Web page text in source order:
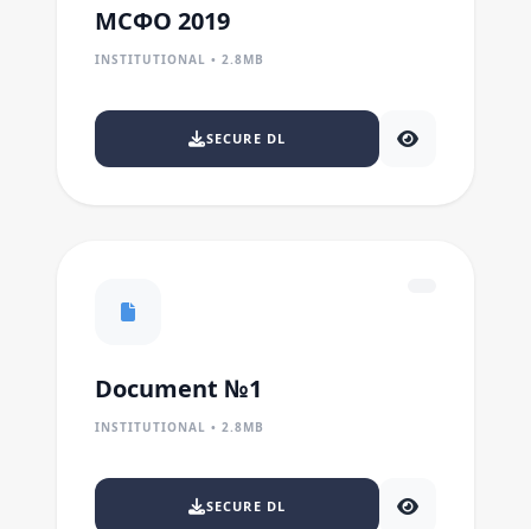
МСФО 2019
INSTITUTIONAL • 2.8MB
SECURE DL
Document №1
INSTITUTIONAL • 2.8MB
SECURE DL